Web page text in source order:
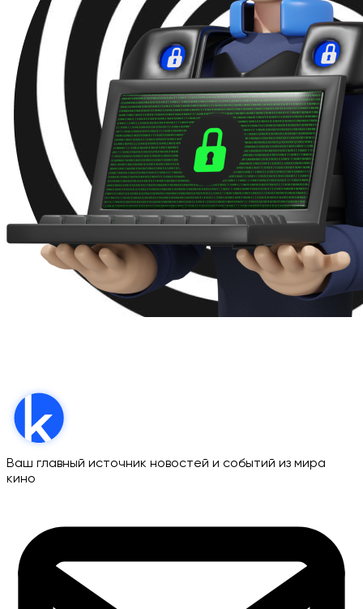
Ваш главный источник новостей и событий из мира
кино